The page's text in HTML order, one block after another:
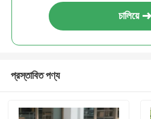
চালিয়ে
প্রস্তাবিত পণ্য